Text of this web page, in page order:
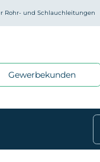
Rohr- und Schlauchleitungen
Gewerbekunden